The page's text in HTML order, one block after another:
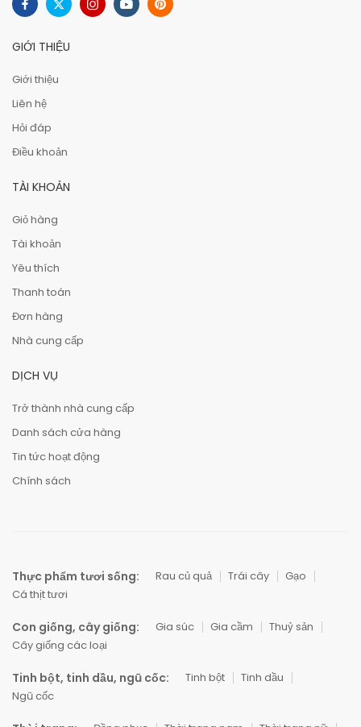
GIỚI THIỆU
Giới thiệu
Liên hệ
Hỏi đáp
Điều khoản
TÀI KHOẢN
Giỏ hàng
Tài khoản
Yêu thích
Thanh toán
Đơn hàng
Nhà cung cấp
DỊCH VỤ
Trở thành nhà cung cấp
Danh sách cửa hàng
Tin tức hoạt động
Chính sách
Thực phẩm tươi sống: Rau củ quả Trái cây
Gạo
Cá thịt tươi
Con giống, cây giống: Gia súc Gia cầm
Thuỷ sản
Cây giống các loại
Tinh bột, tinh dầu, ngũ cốc: Tinh bột
Tinh dầu
Ngũ cốc